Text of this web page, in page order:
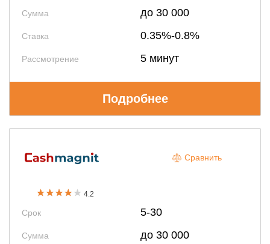
Сумма до 30 000
Ставка 0.35%-0.8%
Рассмотрение 5 минут
Подробнее
4.2
Срок 5-30
Сумма до 30 000
Сравнить